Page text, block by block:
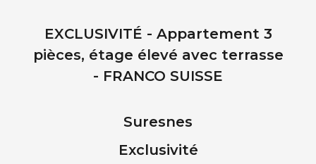
EXCLUSIVITÉ - Appartement 3
pièces, étage élevé avec terrasse
- FRANCO SUISSE
Suresnes
Exclusivité